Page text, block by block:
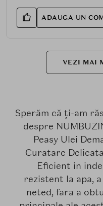
ADAUGA UN
VEZI MAI
Sperăm că ți-am
despre
Peasy Ulei
Curatare
Eficient in
rezistent la apa,
neted, fara a